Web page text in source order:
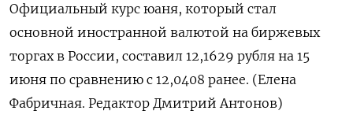
Официальный курс юаня, который стал
основной иностранной валютой на биржевых
торгах в России, составил 12,1629 рубля на 15
июня по сравнению с 12,0408 ранее. (Елена
Фабричная. Редактор Дмитрий Антонов)